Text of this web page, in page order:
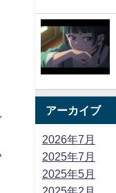
アーカイブ
2026年7月
2025年7月
2025年5月
2025年2月